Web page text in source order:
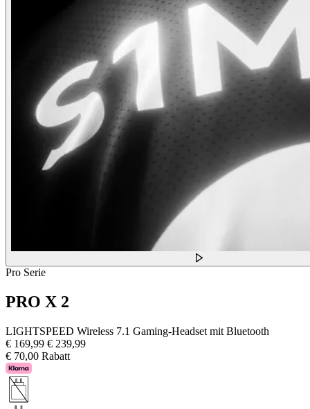
Pro Serie
PRO X 2
LIGHTSPEED Wireless 7.1 Gaming-Headset mit Bluetooth
€ 169,99 € 239,99
€ 70,00 Rabatt